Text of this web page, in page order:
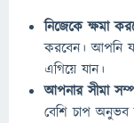
নিজেকে ক্ষমা
করবেন। আপনি
এগিয়ে যান।
আপনার সীমা
বেশি চাপ অনুভব